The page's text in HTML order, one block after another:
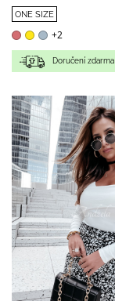
ONE SIZE
+2
Doručení zdarma